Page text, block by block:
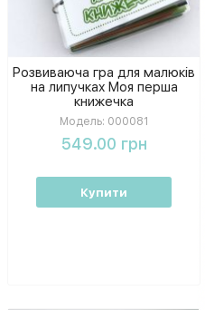
Розвиваюча гра для малюків
на липучках Моя перша
книжечка
Модель: 000081
549.00 грн
Купити